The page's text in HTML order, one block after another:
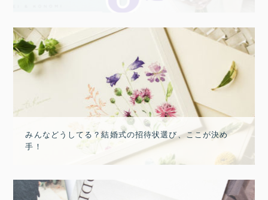
みんなどうしてる？結婚式の招待状選び、ここが決め
手！